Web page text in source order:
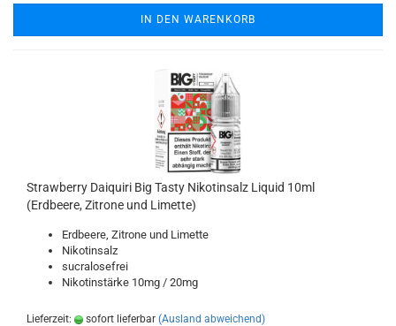
IN DEN WARENKORB
Strawberry Daiquiri Big Tasty Nikotinsalz Liquid 10ml
(Erdbeere, Zitrone und Limette)
Erdbeere, Zitrone und Limette
Nikotinsalz
sucralosefrei
Nikotinstärke 10mg / 20mg
Lieferzeit: sofort lieferbar (Ausland abweichend)